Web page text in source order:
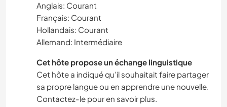
Anglais: Courant
Français: Courant
Hollandais: Courant
Allemand: Intermédiaire
Cet hôte propose un échange linguistique
Cet hôte a indiqué qu’il souhaitait faire partager
sa propre langue ou en apprendre une nouvelle.
Contactez-le pour en savoir plus.